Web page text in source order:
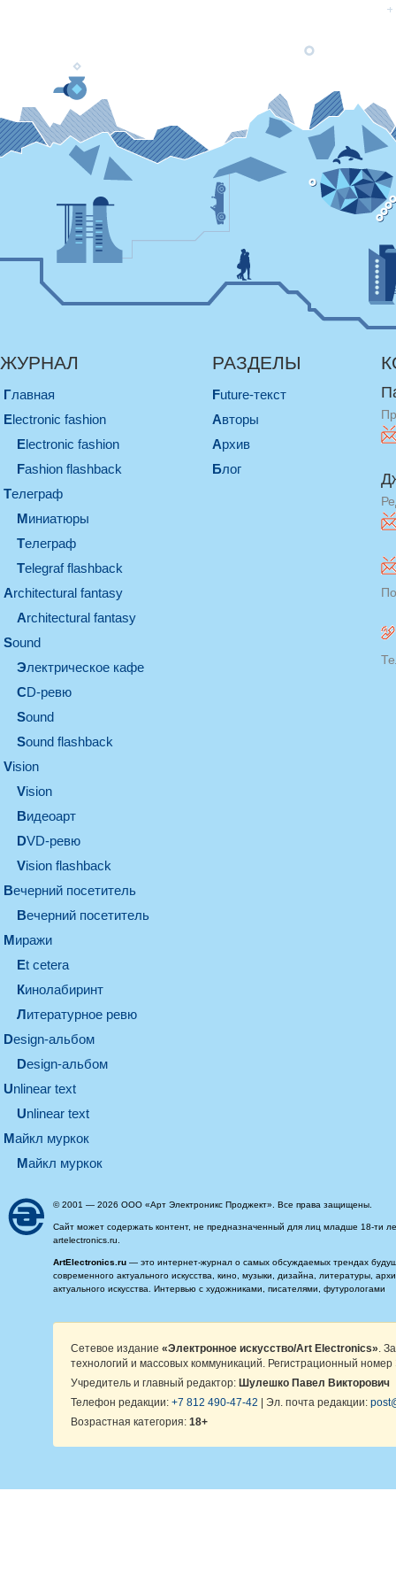
ЖУРНАЛ
Главная
electronic fashion
electronic fashion
Fashion flashback
телеграф
миниатюры
телеграф
Telegraf flashback
architectural fantasy
architectural fantasy
sound
электрическое кафе
CD-ревю
sound
Sound flashback
vision
vision
видеоарт
DVD-ревю
Vision flashback
вечерний посетитель
вечерний посетитель
миражи
et cetera
кинолабиринт
литературное ревю
design-альбом
design-альбом
unlinear text
Unlinear text
майкл муркок
майкл муркок
РАЗДЕЛЫ
Future-текст
Авторы
Архив
Блог
© 2001 — 2026 ООО «Арт Электроникс Проджект». Все права защищены.
Сайт может содержать контент, не предназначенный для лиц младше 18-ти
artelectronics.ru.
ArtElectronics.ru — это интернет-журнал о самых обсуждаемых трендах
современного актуального искусства, кино, музыки, дизайна, литературы,
актуального искусства. Интервью с художниками, писателями, футурологами
Сетевое издание «Электронное искусство/Art Electronics» .
технологий и массовых коммуникаций. Регистрационный
Учредитель и главный редактор: Шулешко Павел Викторович
Телефон редакции: +7 812 490-47-42 | Эл. почта редакции:
Возрастная категория: 18+